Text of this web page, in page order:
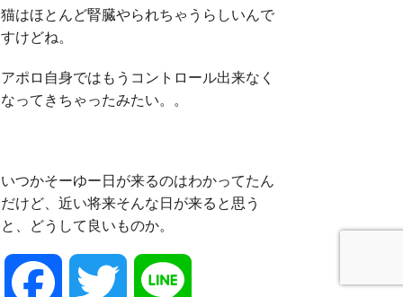
猫はほとんど腎臓やられちゃうらしいんで
すけどね。
アポロ自身ではもうコントロール出来なく
なってきちゃったみたい。。
いつかそーゆー日が来るのはわかってたん
だけど、近い将来そんな日が来ると思う
と、どうして良いものか。